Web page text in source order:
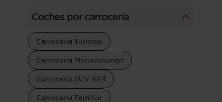
Coches por carrocería
Carroceria Turismo
Carroceria Monovolumen
Carroceria SUV 4X4
Carroceria Familiar